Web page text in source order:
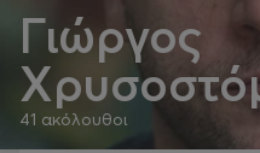
Γιώργος
41 ακόλουθοι